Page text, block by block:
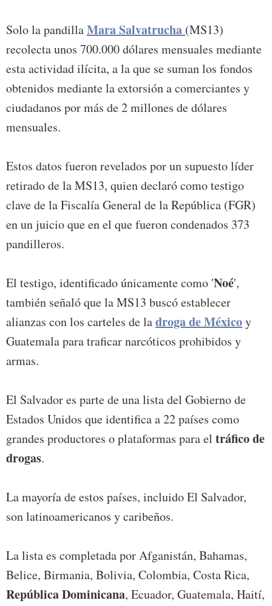
Solo la pandillaMara Salvatrucha (MS13)
recolecta unos 700.000 dólares mensuales mediante
esta actividad ilícita, a la que se suman los fondos
obtenidos mediante la extorsión a comerciantes y
ciudadanos por más de 2 millones de dólares
mensuales.
Estos datos fueron revelados por un supuesto líder
retirado de la MS13, quien declaró como testigo
clave de la Fiscalía General de la República (FGR)
en un juicio que en el que fueron condenados 373
pandilleros.
El testigo, identificado únicamente como 'Noé',
también señaló que la MS13 buscó establecer
alianzas con los carteles de ladroga de Méxicoy
Guatemala para traficar narcóticos prohibidos y
armas.
El Salvador es parte de una lista del Gobierno de
Estados Unidos que identifica a 22 países como
grandes productores o plataformas para el tráfico de
drogas.
La mayoría de estos países, incluido El Salvador,
son latinoamericanos y caribeños.
La lista es completada por Afganistán, Bahamas,
Belice, Birmania, Bolivia, Colombia, Costa Rica,
República Dominicana, Ecuador, Guatemala, Haití,